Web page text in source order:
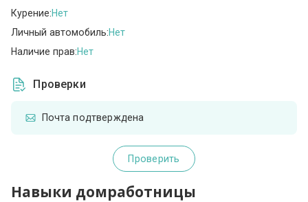
Курение:Нет
Личный автомобиль:Нет
Наличие прав:Нет
Проверки
Почта подтверждена
Проверить
Навыки домработницы